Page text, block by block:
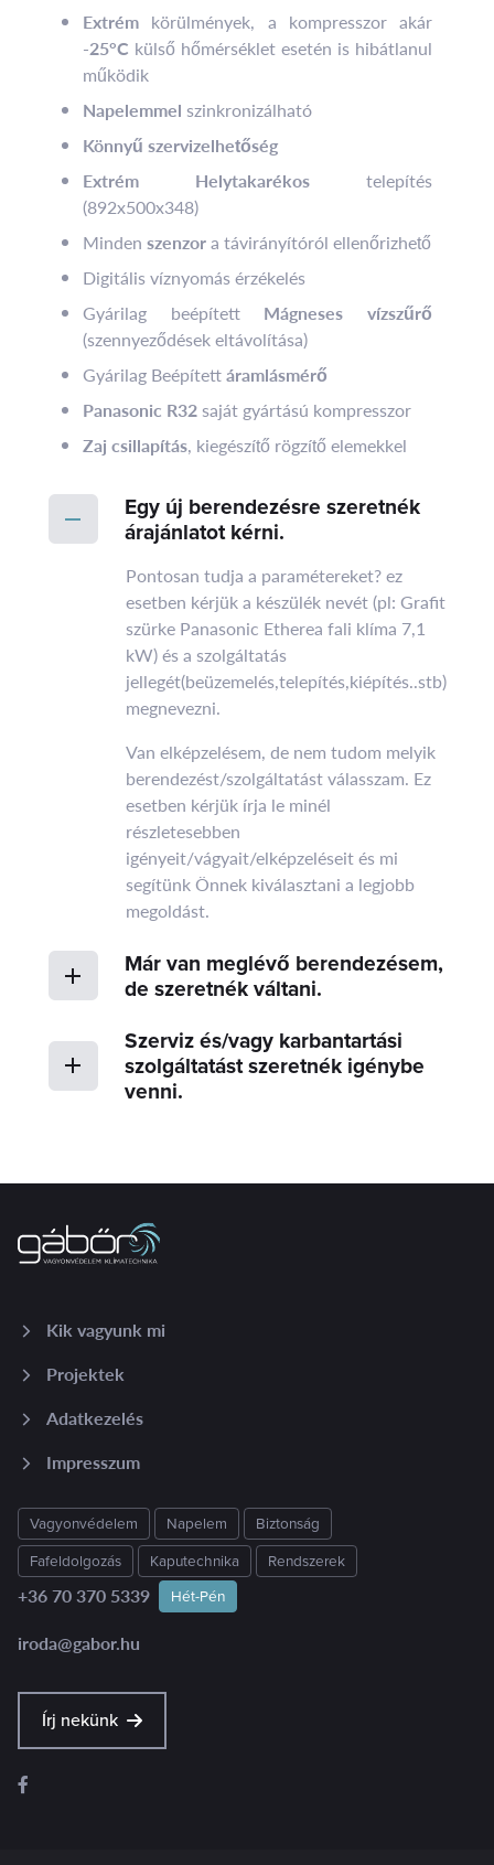
Extrém körülmények, a kompresszor akár
-25°C külső hőmérséklet esetén is hibátlanul
működik
Napelemmel szinkronizálható
Könnyű szervizelhetőség
Extrém Helytakarékos telepítés
(892x500x348)
Mindenszenzora távirányítóról ellenőrizhető
Digitális víznyomás érzékelés
Gyárilag beépített Mágneses vízszűrő
(szennyeződések eltávolítása)
Gyárilag Beépítettáramlásmérő
Panasonic R32 saját gyártású kompresszor
Zaj csillapítás, kiegészítő rögzítő elemekkel
Egy új berendezésre szeretnék
árajánlatot kérni.
Pontosan tudja a paramétereket? ez
esetben kérjük a készülék nevét (pl: Grafit
szürke Panasonic Etherea fali klíma 7,1
kW) és a szolgáltatás
jellegét(beüzemelés,telepítés,kiépítés..stb)
megnevezni.
Van elképzelésem, de nem tudom melyik
berendezést/szolgáltatást válasszam. Ez
esetben kérjük írja le minél
részletesebben
igényeit/vágyait/elképzeléseit és mi
segítünk Önnek kiválasztani a legjobb
megoldást.
Már van meglévő berendezésem,
de szeretnék váltani.
Szerviz és/vagy karbantartási
szolgáltatást szeretnék igénybe
venni.
Kik vagyunk mi
Projektek
Adatkezelés
Impresszum
Vagyonvédelem Napelem
Biztonság
Fafeldolgozás
Kaputechnika Rendszerek
+36 70 370 5339 Hét-Pén
iroda@gabor.hu
Írj nekünk